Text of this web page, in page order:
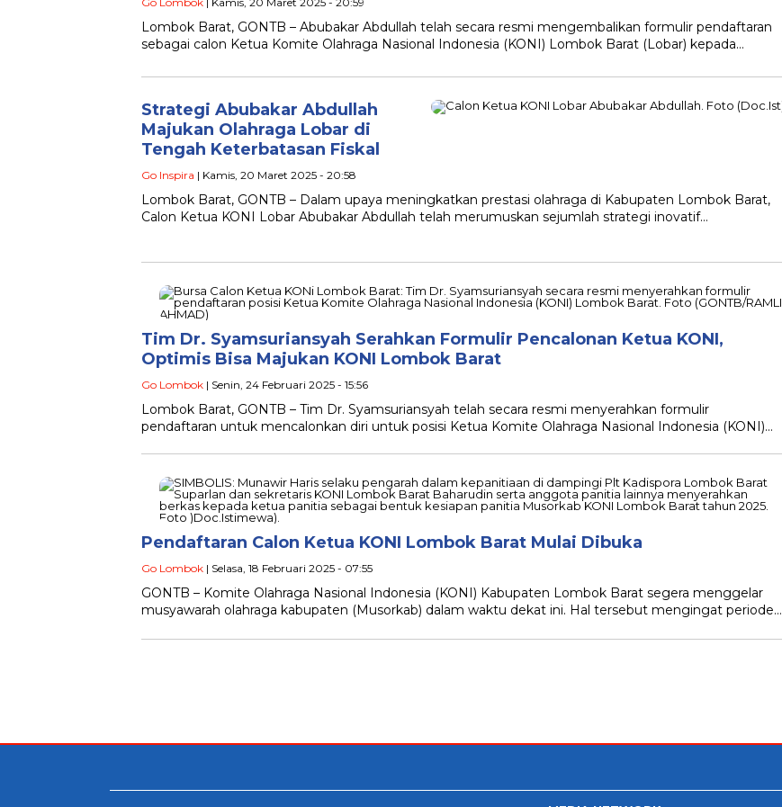
Lombok Barat, GONTB – Abubakar Abdullah telah secara resmi mengembalikan formulir pendaftaran
sebagai calon Ketua Komite Olahraga Nasional Indonesia (KONI) Lombok Barat (Lobar) kepada…
Strategi Abubakar Abdullah
Majukan Olahraga Lobar di
Tengah Keterbatasan Fiskal
Go Inspira | Kamis, 20 Maret 2025 - 20:58
Lombok Barat, GONTB – Dalam upaya meningkatkan prestasi olahraga di Kabupaten Lombok Barat,
Calon Ketua KONI Lobar Abubakar Abdullah telah merumuskan sejumlah strategi inovatif…
Tim Dr. Syamsuriansyah Serahkan Formulir Pencalonan Ketua KONI,
Optimis Bisa Majukan KONI Lombok Barat
Go Lombok | Senin, 24 Februari 2025 - 15:56
Lombok Barat, GONTB – Tim Dr. Syamsuriansyah telah secara resmi menyerahkan formulir
pendaftaran untuk mencalonkan diri untuk posisi Ketua Komite Olahraga Nasional Indonesia (KONI)…
Pendaftaran Calon Ketua KONI Lombok Barat Mulai Dibuka
Go Lombok | Selasa, 18 Februari 2025 - 07:55
GONTB – Komite Olahraga Nasional Indonesia (KONI) Kabupaten Lombok Barat segera menggelar
musyawarah olahraga kabupaten (Musorkab) dalam waktu dekat ini. Hal tersebut mengingat periode…